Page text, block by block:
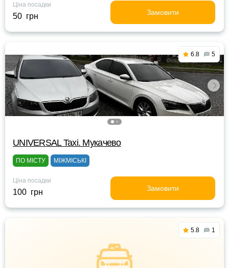
Ціна посадки
50 грн Замовити
6.8 5
UNIVERSAL Taxi. Мукачево
ПО МІСТУ МІЖМІСЬКІ
Ціна посадки
100 грн Замовити
5.8 1